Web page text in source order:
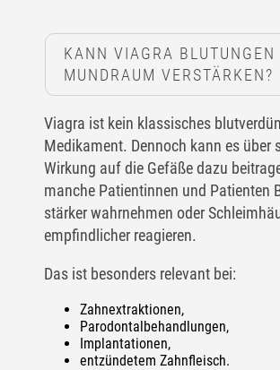
KANN VIAGRA BLUTUNGEN
MUNDRAUM VERSTÄRKEN?
Viagra ist kein klassisches
Medikament. Dennoch kann es über
Wirkung auf die Gefäße dazu
manche Patientinnen und Patienten
stärker wahrnehmen oder
empfindlicher reagieren.
Das ist besonders relevant bei:
Zahnextraktionen,
Parodontalbehandlungen,
Implantationen,
entzündetem Zahnfleisch.